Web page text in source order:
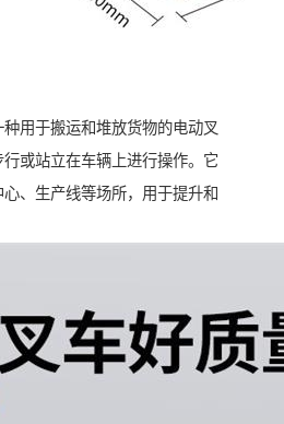
用于搬运和堆放货物的电动叉
或站立在车辆上进行操作。它
、生产线等场所，用于提升和